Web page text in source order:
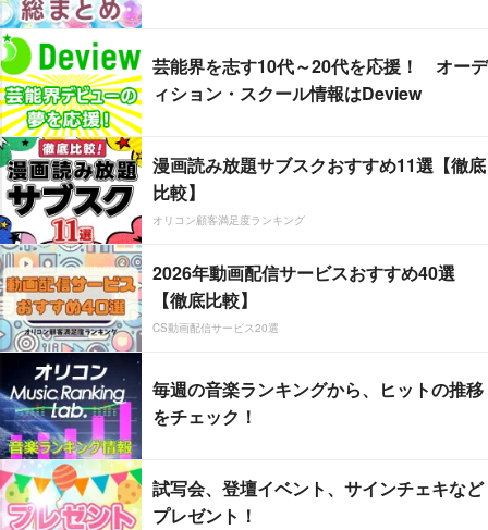
芸能界を志す10代～20代を応援！ オーデ
ィション・スクール情報はDeview
漫画読み放題サブスクおすすめ11選【徹底
比較】
オリコン顧客満足度ランキング
2026年動画配信サービスおすすめ40選
【徹底比較】
CS動画配信サービス20選
毎週の音楽ランキングから、ヒットの推移
をチェック！
試写会、登壇イベント、サインチェキなど
プレゼント！